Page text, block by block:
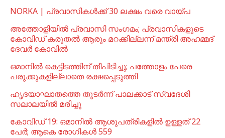
NORKA | പ്രവാസികള്‍ക്ക് 30 ലക്ഷം വരെ വായ്പ
അത്തോളിയിൽ പ്രവാസി സംഗമം; പ്രവാസികളുടെ
കോവിഡ് കരുതൽ ആരും മറക്കില്ലന്ന് മന്ത്രി അഹമ്മദ്
ദേവർ കോവിൽ
ഒമാനില്‍ കെട്ടിടത്തിന് തീപിടിച്ചു; പത്തോളം പേരെ
പരുക്കുകളില്ലാതെ രക്ഷപ്പെടുത്തി
ഹൃദയാഘാതത്തെ തുടർന്ന് പാലക്കാട് സ്വദേശി
സലാലയിൽ മരിച്ചു
കോവിഡ് 19: ഒമാനിൽ ആശുപത്രികളിൽ ഉള്ളത് 22
പേര്‍; ആകെ രോഗികൾ 559